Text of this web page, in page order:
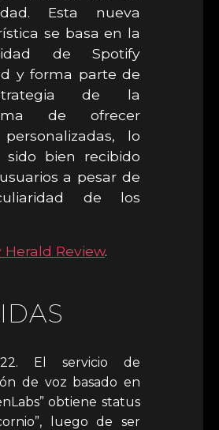
Esta nueva
se basa en la
de Spotify
y forma parte de
de la
de ofrecer
lo
bien recibido
a pesar de
de los
Herald Review.
22. El servicio de
de voz basado en
obtiene status
luego de ser